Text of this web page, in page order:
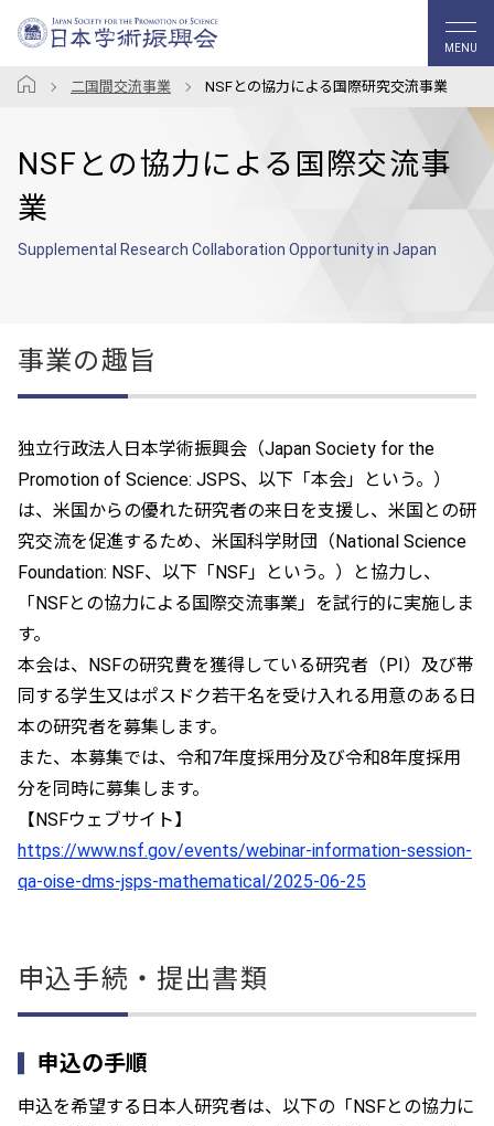
MENU
二国間交流事業 NSFとの協力による国際研究交流事業
NSFとの協力による国際交流事
業
Supplemental Research Collaboration Opportunity in Japan
事業の趣旨
独立行政法人日本学術振興会（Japan Society for the
Promotion of Science: JSPS、以下「本会」という。）
は、米国からの優れた研究者の来日を支援し、米国との研
究交流を促進するため、米国科学財団（National Science
Foundation: NSF、以下「NSF」という。）と協力し、
「NSFとの協力による国際交流事業」を試行的に実施しま
す。
本会は、NSFの研究費を獲得している研究者（PI）及び帯
同する学生又はポスドク若干名を受け入れる用意のある日
本の研究者を募集します。
また、本募集では、令和7年度採用分及び令和8年度採用
分を同時に募集します。
【NSFウェブサイト】
https://www.nsf.gov/events/webinar-information-session-
qa-oise-dms-jsps-mathematical/2025-06-25
申込手続・提出書類
申込の手順
申込を希望する日本人研究者は、以下の「NSFとの協力に